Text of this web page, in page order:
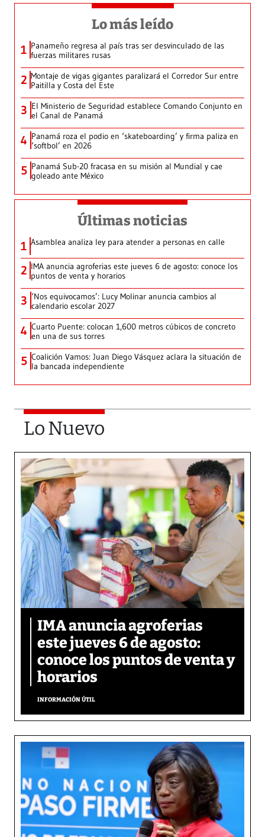
Lo más leído
1 Panameño regresa al país tras ser desvinculado de las
fuerzas militares rusas
2 Montaje de vigas gigantes paralizará el Corredor Sur entre
Paitilla y Costa del Este
3 El Ministerio de Seguridad establece Comando Conjunto en
el Canal de Panamá
4 Panamá roza el podio en ‘skateboarding’ y firma paliza en
‘softbol’ en 2026
5 Panamá Sub-20 fracasa en su misión al Mundial y cae
goleado ante México
Últimas noticias
1 Asamblea analiza ley para atender a personas en calle
2 IMA anuncia agroferias este jueves 6 de agosto: conoce los
puntos de venta y horarios
3 ‘Nos equivocamos’: Lucy Molinar anuncia cambios al
calendario escolar 2027
4 Cuarto Puente: colocan 1,600 metros cúbicos de concreto
en una de sus torres
5 Coalición Vamos: Juan Diego Vásquez aclara la situación de
la bancada independiente
Lo Nuevo
IMA anuncia agroferias
este jueves 6 de agosto:
conoce los puntos de venta y
horarios
INFORMACIÓN ÚTIL